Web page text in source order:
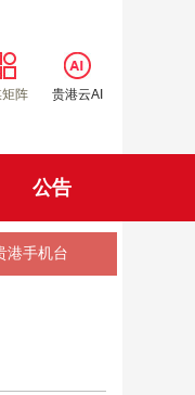
阵 贵港云AI
公告
港手机台